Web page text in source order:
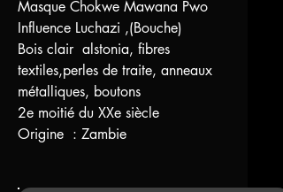
Masque Chokwe Mawana Pwo
Influence Luchazi ,(Bouche)
Bois clair alstonia, fibres
textiles,perles de traite, anneaux
métalliques, boutons
2e moitié du XXe siècle
Origine : Zambie